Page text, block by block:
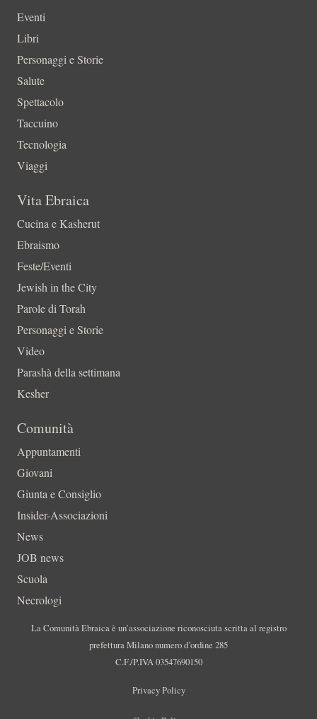
Eventi
Libri
Personaggi e Storie
Salute
Spettacolo
Taccuino
Tecnologia
Viaggi
Vita Ebraica
Cucina e Kasherut
Ebraismo
Feste/Eventi
Jewish in the City
Parole di Torah
Personaggi e Storie
Video
Parashà della settimana
Kesher
Comunità
Appuntamenti
Giovani
Giunta e Consiglio
Insider-Associazioni
News
JOB news
Scuola
Necrologi
La Comunità Ebraica è un’associazione riconosciuta scritta al registro
prefettura Milano numero d’ordine 285
C.F./P.IVA 03547690150
Privacy Policy